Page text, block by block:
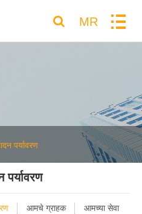
MR
पर्यावरण
पर्यावरण
आमचे ग्राहक आमच्या सेवा